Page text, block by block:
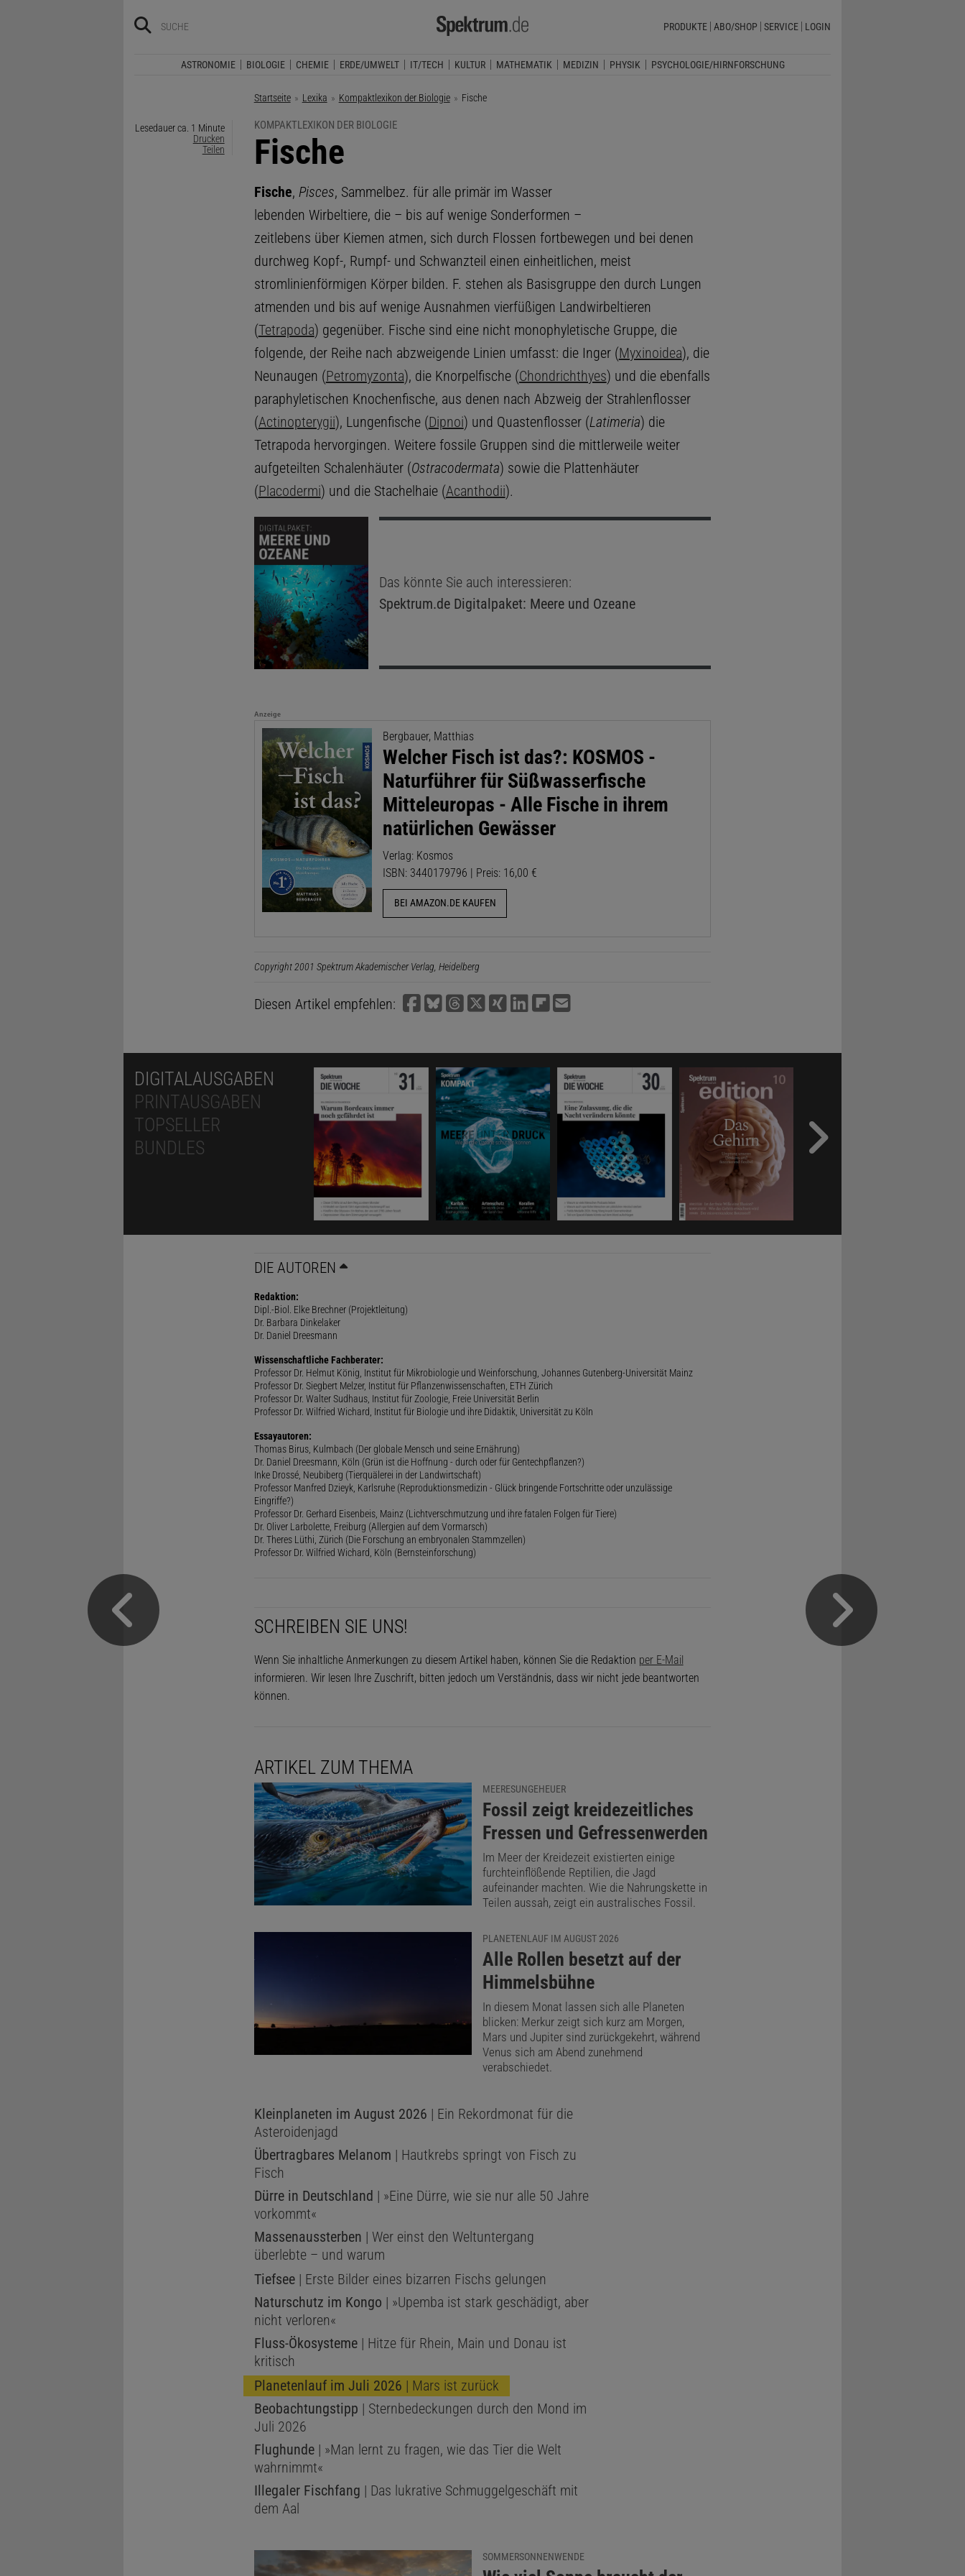
PRODUKTE ABO/SHOP SERVICE LOGIN
ASTRONOMIE BIOLOGIE CHEMIE ERDE/UMWELT IT/TECH KULTUR MATHEMATIK MEDIZIN PHYSIK PSYCHOLOGIE/HIRNFORSCHUNG
Startseite Lexika Kompaktlexikon der Biologie Aktuelle Seite:
Fische
Lesedauer ca. 1 Minute
Drucken
Teilen
KOMPAKTLEXIKON DER BIOLOGIE
:
Fische
Fische, Pisces, Sammelbez. für alle primär im Wasser
lebenden Wirbeltiere, die – bis auf wenige Sonderformen –
zeitlebens über Kiemen atmen, sich durch Flossen fortbewegen und bei denen
durchweg Kopf-, Rumpf- und Schwanzteil einen einheitlichen, meist
stromlinienförmigen Körper bilden. F. stehen als Basisgruppe den durch Lungen
atmenden und bis auf wenige Ausnahmen vierfüßigen Landwirbeltieren
(Tetrapoda) gegenüber. Fische sind eine nicht monophyletische Gruppe, die
folgende, der Reihe nach abzweigende Linien umfasst: die Inger (Myxinoidea), die
Neunaugen (Petromyzonta), die Knorpelfische (Chondrichthyes) und die ebenfalls
paraphyletischen Knochenfische, aus denen nach Abzweig der Strahlenflosser
(Actinopterygii), Lungenfische (Dipnoi) und Quastenflosser (Latimeria) die
Tetrapoda hervorgingen. Weitere fossile Gruppen sind die mittlerweile weiter
aufgeteilten Schalenhäuter (Ostracodermata) sowie die Plattenhäuter
(Placodermi) und die Stachelhaie (Acanthodii).
Das könnte Sie auch interessieren:
Spektrum.deDigitalpaket: Meere und Ozeane
Anzeige
Bergbauer, Matthias
Welcher Fisch ist das?: KOSMOS -
Naturführer für Süßwasserfische
Mitteleuropas - Alle Fische in ihrem
natürlichen Gewässer
Verlag: Kosmos
ISBN: 3440179796 | Preis: 16,00 €
BEI AMAZON.DE KAUFEN
Copyright 2001 Spektrum Akademischer Verlag, Heidelberg
Diesen Artikel empfehlen:
DIGITALAUSGABEN
PRINTAUSGABEN
TOPSELLER
BUNDLES
DIE AUTOREN
Redaktion:
Dipl.-Biol. Elke Brechner (Projektleitung)
Dr. Barbara Dinkelaker
Dr. Daniel Dreesmann
Wissenschaftliche Fachberater:
Professor Dr. Helmut König, Institut für Mikrobiologie und Weinforschung, Johannes Gutenberg-Universität Mainz
Professor Dr. Siegbert Melzer, Institut für Pflanzenwissenschaften, ETH Zürich
Professor Dr. Walter Sudhaus, Institut für Zoologie, Freie Universität Berlin
Professor Dr. Wilfried Wichard, Institut für Biologie und ihre Didaktik, Universität zu Köln
Essayautoren:
Thomas Birus, Kulmbach (Der globale Mensch und seine Ernährung)
Dr. Daniel Dreesmann, Köln (Grün ist die Hoffnung - durch oder für Gentechpflanzen?)
Inke Drossé, Neubiberg (Tierquälerei in der Landwirtschaft)
Professor Manfred Dzieyk, Karlsruhe (Reproduktionsmedizin - Glück bringende Fortschritte oder unzulässige
Eingriffe?)
Professor Dr. Gerhard Eisenbeis, Mainz (Lichtverschmutzung und ihre fatalen Folgen für Tiere)
Dr. Oliver Larbolette, Freiburg (Allergien auf dem Vormarsch)
Dr. Theres Lüthi, Zürich (Die Forschung an embryonalen Stammzellen)
Professor Dr. Wilfried Wichard, Köln (Bernsteinforschung)
SCHREIBEN SIE UNS!
Wenn Sie inhaltliche Anmerkungen zu diesem Artikel haben, können Sie die Redaktion per E-Mail
informieren. Wir lesen Ihre Zuschrift, bitten jedoch um Verständnis, dass wir nicht jede beantworten
können.
ARTIKEL ZUM THEMA
MEERESUNGEHEUER
:
Fossil zeigt kreidezeitliches
Fressen und Gefressenwerden
Im Meer der Kreidezeit existierten einige
furchteinflößende Reptilien, die Jagd
aufeinander machten. Wie die Nahrungskette in
Teilen aussah, zeigt ein australisches Fossil.
PLANETENLAUF IM AUGUST 2026
:
Alle Rollen besetzt auf der
Himmelsbühne
In diesem Monat lassen sich alle Planeten
blicken: Merkur zeigt sich kurz am Morgen,
Mars und Jupiter sind zurückgekehrt, während
Venus sich am Abend zunehmend
verabschiedet.
Kleinplaneten im August 2026 | Ein Rekordmonat für die
Asteroidenjagd
Übertragbares Melanom | Hautkrebs springt von Fisch zu
Fisch
Dürre in Deutschland | »Eine Dürre, wie sie nur alle 50 Jahre
vorkommt«
Massenaussterben | Wer einst den Weltuntergang
überlebte – und warum
Tiefsee| Erste Bilder eines bizarren Fischs gelungen
Naturschutz im Kongo | »Upemba ist stark geschädigt, aber
nicht verloren«
Fluss-Ökosysteme| Hitze für Rhein, Main und Donau ist
kritisch
Planetenlauf im Juli 2026 | Mars ist zurück
Beobachtungstipp | Sternbedeckungen durch den Mond im
Juli 2026
Flughunde| »Man lernt zu fragen, wie das Tier die Welt
wahrnimmt«
Illegaler Fischfang | Das lukrative Schmuggelgeschäft mit
dem Aal
SOMMERSONNENWENDE